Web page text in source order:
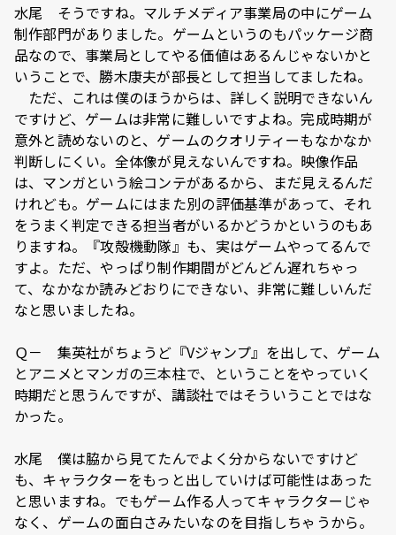
水尾 そうですね。マルチメディア事業局の中にゲーム
制作部門がありました。ゲームというのもパッケージ商
品なので、事業局としてやる価値はあるんじゃないかと
いうことで、勝木康夫が部長として担当してましたね。
ただ、これは僕のほうからは、詳しく説明できないん
ですけど、ゲームは非常に難しいですよね。完成時期が
意外と読めないのと、ゲームのクオリティーもなかなか
判断しにくい。全体像が見えないんですね。映像作品
は、マンガという絵コンテがあるから、まだ見えるんだ
けれども。ゲームにはまた別の評価基準があって、それ
をうまく判定できる担当者がいるかどうかというのもあ
りますね。『攻殻機動隊』も、実はゲームやってるんで
すよ。ただ、やっぱり制作期間がどんどん遅れちゃっ
て、なかなか読みどおりにできない、非常に難しいんだ
なと思いましたね。
Ｑ－ 集英社がちょうど『Vジャンプ』を出して、ゲーム
とアニメとマンガの三本柱で、ということをやっていく
時期だと思うんですが、講談社ではそういうことではな
かった。
水尾 僕は脇から見てたんでよく分からないですけど
も、キャラクターをもっと出していけば可能性はあった
と思いますね。でもゲーム作る人ってキャラクターじゃ
なく、ゲームの面白さみたいなのを目指しちゃうから。